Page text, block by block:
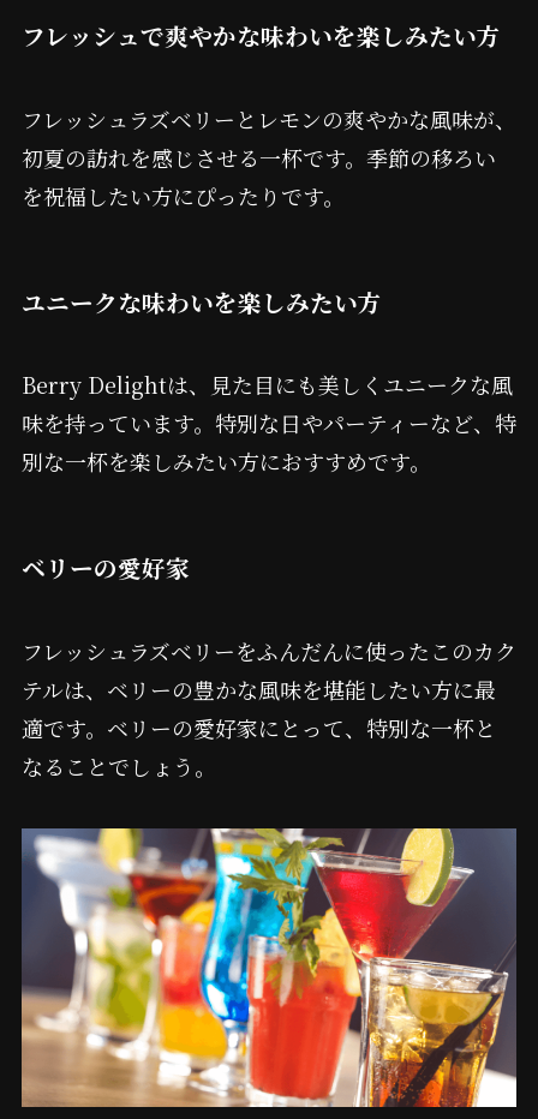
フレッシュで爽やかな味わいを楽しみたい方
フレッシュラズベリーとレモンの爽やかな風味が、
初夏の訪れを感じさせる一杯です。季節の移ろい
を祝福したい方にぴったりです。
ユニークな味わいを楽しみたい方
Berry Delightは、見た目にも美しくユニークな風
味を持っています。特別な日やパーティーなど、特
別な一杯を楽しみたい方におすすめです。
ベリーの愛好家
フレッシュラズベリーをふんだんに使ったこのカク
テルは、ベリーの豊かな風味を堪能したい方に最
適です。ベリーの愛好家にとって、特別な一杯と
なることでしょう。